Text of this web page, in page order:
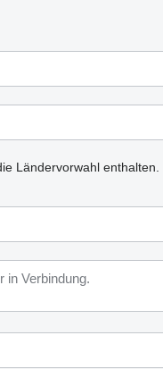
Ländervorwahl enthalten.